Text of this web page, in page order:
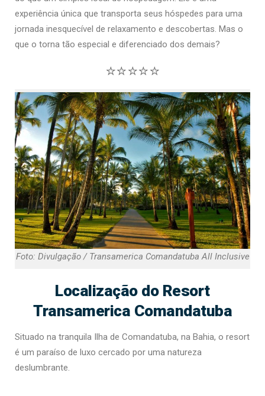
experiência única que transporta seus hóspedes para uma
jornada inesquecível de relaxamento e descobertas. Mas o
que o torna tão especial e diferenciado dos demais?
⭐⭐⭐⭐⭐
Foto: Divulgação / Transamerica Comandatuba All Inclusive
Localização do Resort
Transamerica Comandatuba
Situado na tranquila Ilha de Comandatuba, na Bahia, o resort
é um paraíso de luxo cercado por uma natureza
deslumbrante.